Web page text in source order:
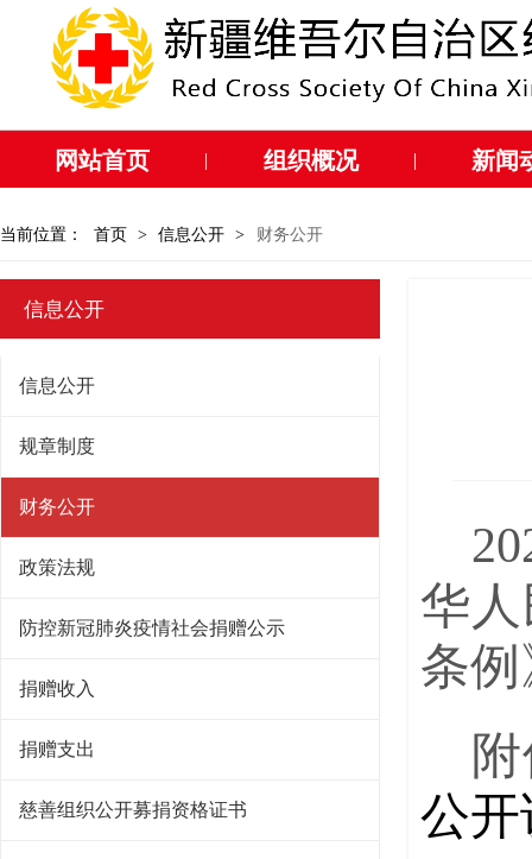
网站首页 | 组织概况 | 新闻
当前位置： 首页 > 信息公开 > 财务公开
信息公开
信息公开
规章制度
财务公开
政策法规
防控新冠肺炎疫情社会捐赠公示
捐赠收入
捐赠支出
慈善组织公开募捐资格证书
华
条
公开